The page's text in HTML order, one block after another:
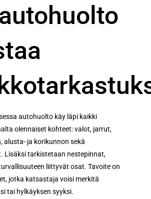
autohuolto käy läpi kaikki
olennaiset kohteet: valot, jarrut,
alusta- ja korikunnon sekä
Lisäksi tarkistetaan nestepinnat,
liittyvät osat. Tavoite on
jotka katsastaja voisi merkitä
tai hylkäyksen syyksi.